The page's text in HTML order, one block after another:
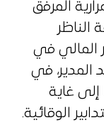
المرفق
الناظر
المالي في
المدير، في
الساعة 8 صباحا إلى غاية